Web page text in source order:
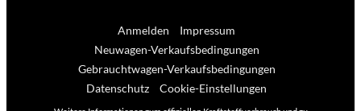
Anmelden
Impressum
Neuwagen-Verkaufsbedingungen
Gebrauchtwagen-Verkaufsbedingungen
Datenschutz
Cookie-Einstellungen